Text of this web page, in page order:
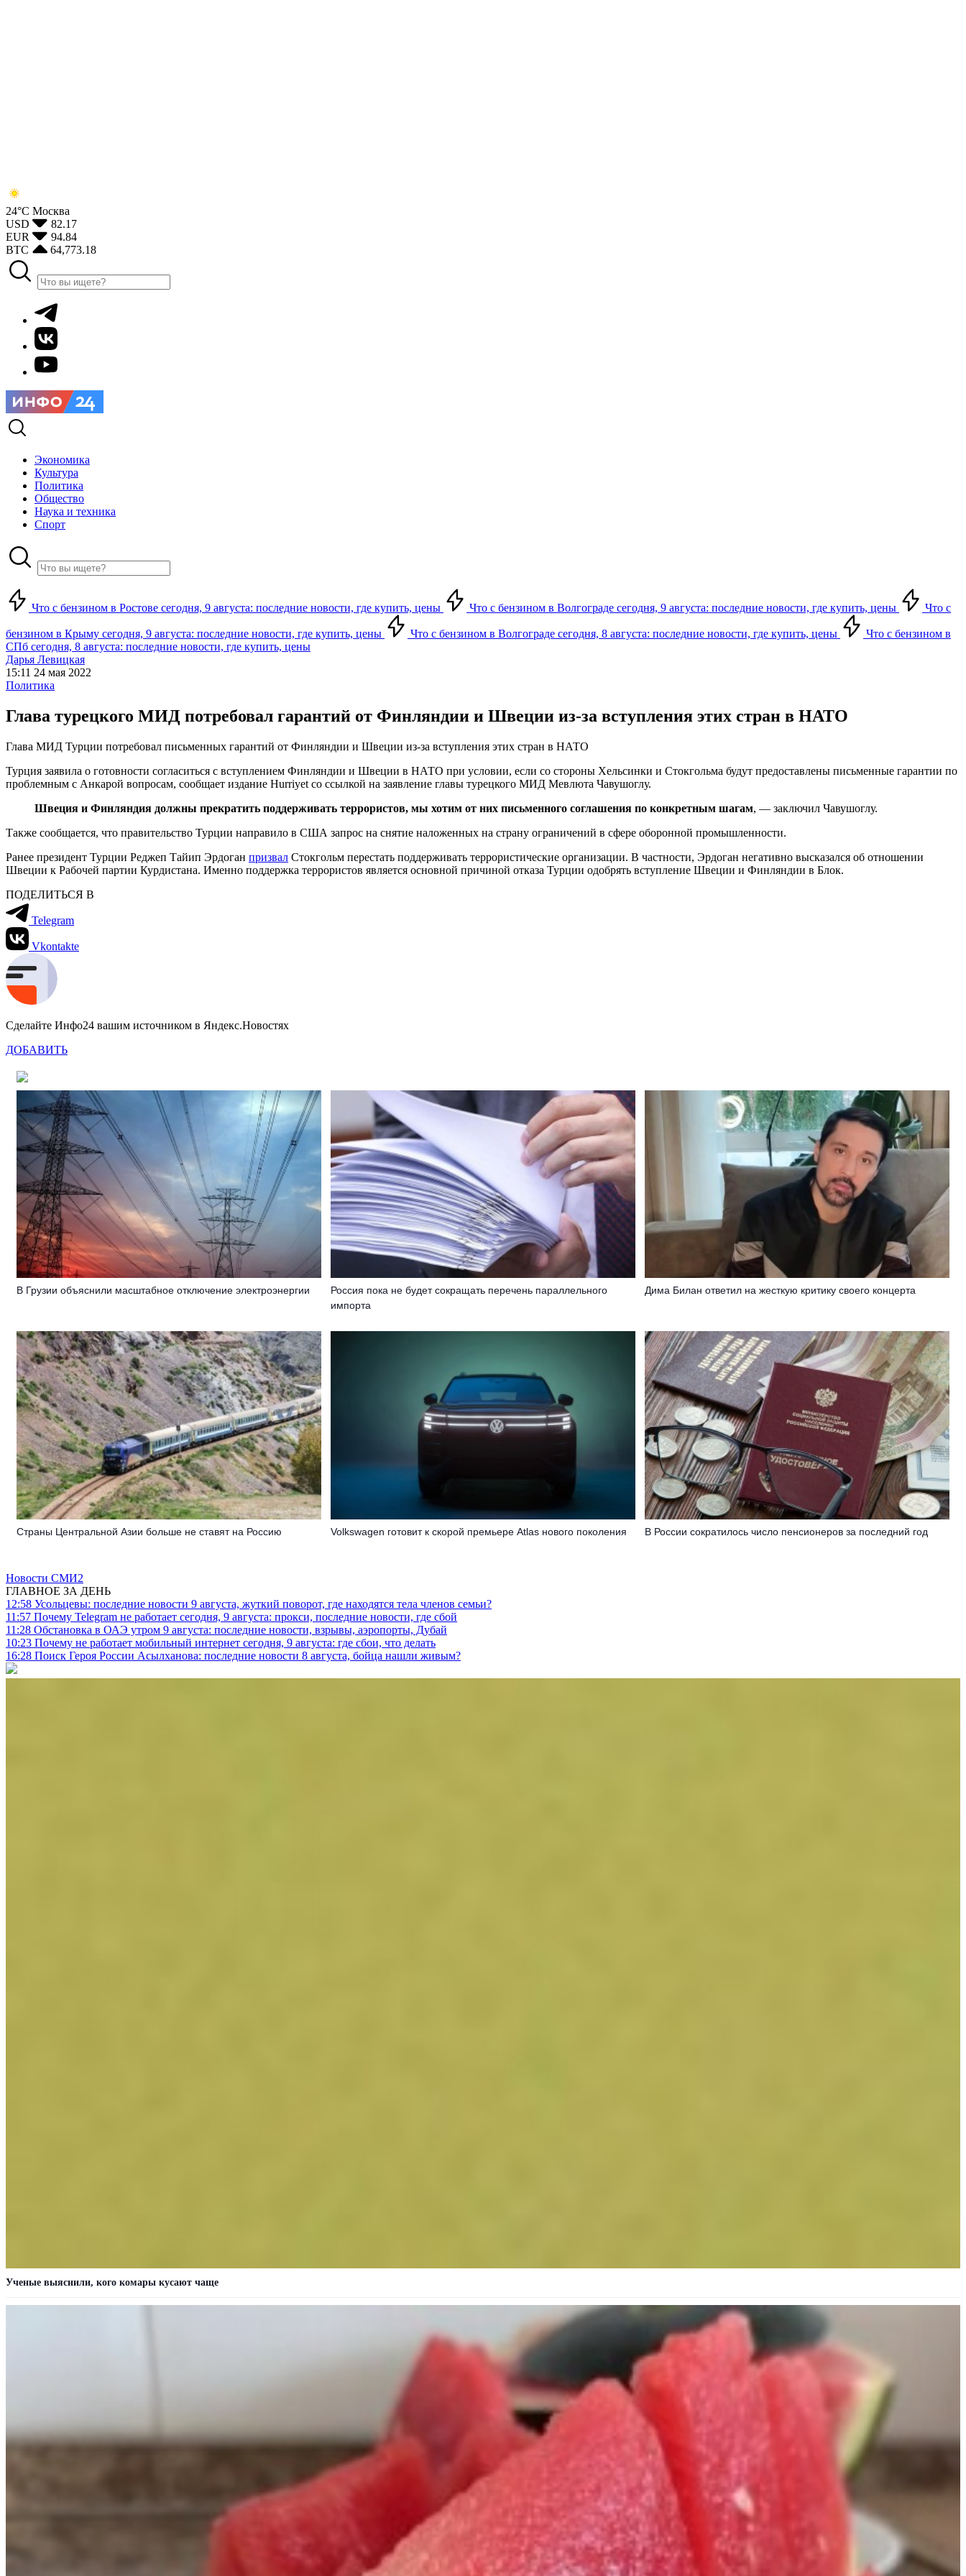
24°С Москва
USD
82.17
EUR
94.84
BTC
64,773.18
Экономика
Культура
Политика
Общество
Наука и техника
Спорт
Что с бензином в Ростове сегодня, 9 августа: последние новости, где купить, цены Что с бензином в Волгограде сегодня, 9 августа: последние новости, где купить, цены Что с
бензином в Крыму сегодня, 9 августа: последние новости, где купить, цены Что с бензином в Волгограде сегодня, 8 августа: последние новости, где купить, цены
Что с бензином в
СПб сегодня, 8 августа: последние новости, где купить, цены
Дарья Левицкая
15:11 24 мая 2022
Политика
Глава турецкого МИД потребовал гарантий от Финляндии и Швеции из-за вступления этих стран в НАТО
Глава МИД Турции потребовал письменных гарантий от Финляндии и Швеции из-за вступления этих стран в НАТО
Турция заявила о готовности согласиться с вступлением Финляндии и Швеции в НАТО при условии, если со стороны Хельсинки и Стокгольма будут предоставлены письменные гарантии по
проблемным с Анкарой вопросам, сообщает издание Hurriyet со ссылкой на заявление главы турецкого МИД Мевлюта Чавушоглу.
Швеция и Финляндия должны прекратить поддерживать террористов, мы хотим от них письменного соглашения по конкретным шагам, — заключил Чавушоглу.
Также сообщается, что правительство Турции направило в США запрос на снятие наложенных на страну ограничений в сфере оборонной промышленности.
Ранее президент Турции Реджеп Тайип Эрдоган призвал Стокгольм перестать поддерживать террористические организации. В частности, Эрдоган негативно высказался об отношении
Швеции к Рабочей партии Курдистана. Именно поддержка террористов является основной причиной отказа Турции одобрять вступление Швеции и Финляндии в Блок.
ПОДЕЛИТЬСЯ В
Telegram
Vkontakte
Сделайте Инфо24 вашим источником в Яндекс.Новостях
ДОБАВИТЬ
В Грузии объяснили масштабное отключение электроэнергии
Россия пока не будет сокращать перечень параллельного
импорта
Дима Билан ответил на жесткую критику своего концерта
Страны Центральной Азии больше не ставят на Россию Volkswagen готовит к скорой премьере Atlas нового поколения В России сократилось число пенсионеров за последний год
Новости СМИ2
ГЛАВНОЕ ЗА ДЕНЬ
12:58 Усольцевы: последние новости 9 августа, жуткий поворот, где находятся тела членов семьи?
11:57 Почему Telegram не работает сегодня, 9 августа: прокси, последние новости, где сбой
11:28 Обстановка в ОАЭ утром 9 августа: последние новости, взрывы, аэропорты, Дубай
10:23 Почему не работает мобильный интернет сегодня, 9 августа: где сбои, что делать
16:28 Поиск Героя России Асылханова: последние новости 8 августа, бойца нашли живым?
Ученые выяснили, кого комары кусают чаще